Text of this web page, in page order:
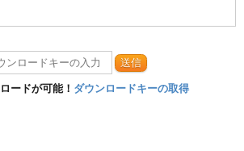
送信
ードが可能！ ダウンロードキーの取得